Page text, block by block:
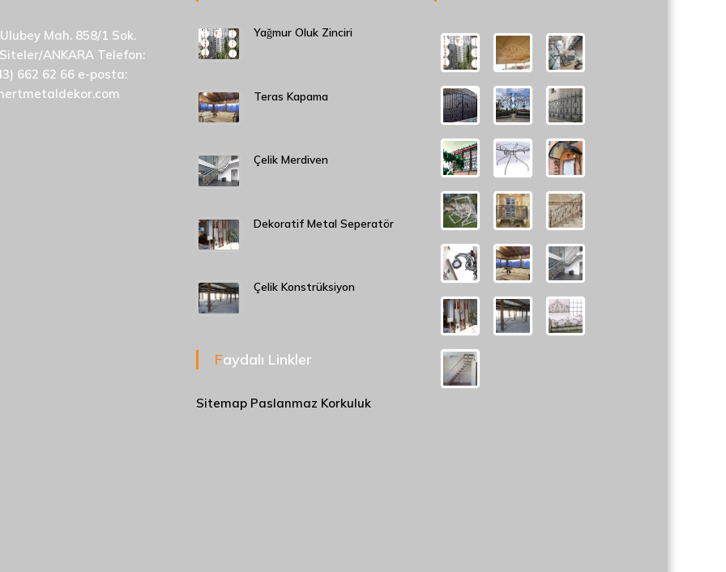
Mah. 858/1 Sok.
ANKARA Telefon:
662 62 66 e-posta:
Yağmur Oluk Zinciri
Teras Kapama
Çelik Merdiven
Dekoratif Metal Seperatör
Çelik Konstrüksiyon
Faydalı Linkler
Sitemap Paslanmaz Korkuluk